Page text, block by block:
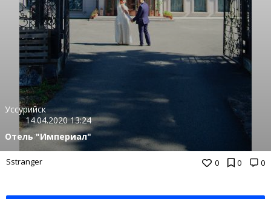
0 0 0
Уссурийск
14.04.2020 13:24
Отель "Империал"
Sstranger